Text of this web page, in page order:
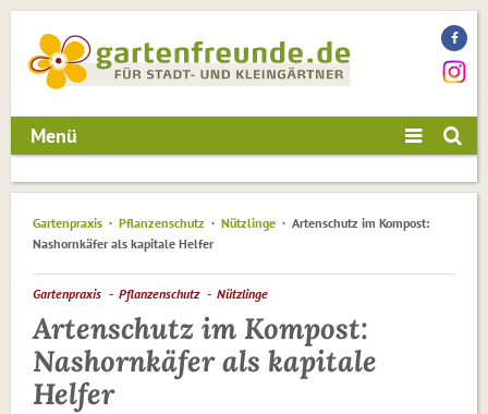
Menü
Gartenpraxis Pflanzenschutz Nützlinge
Artenschutz im Kompost:
Nashornkäfer als kapitale Helfer
Gartenpraxis Pflanzenschutz Nützlinge
Artenschutz im Kompost:
Nashornkäfer als kapitale
Helfer